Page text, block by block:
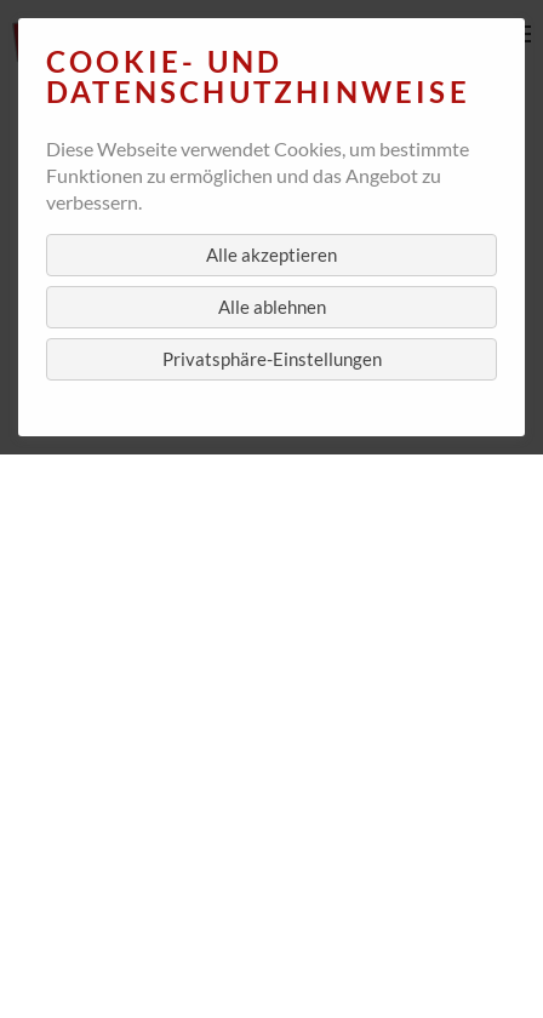
COOKIE- UND
DATENSCHUTZHINWEISE
Diese Webseite verwendet Cookies, um bestimmte
Funktionen zu ermöglichen und das Angebot zu
verbessern.
Alle akzeptieren
Alle ablehnen
Privatsphäre-Einstellungen